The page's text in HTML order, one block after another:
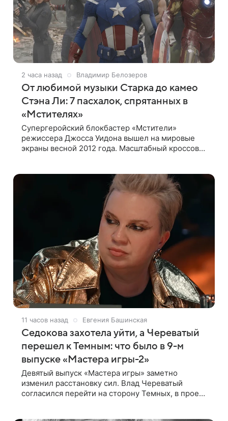
2 часа назад Владимир Белозеров
От любимой музыки Старка до камео
Стэна Ли: 7 пасхалок, спрятанных в
«Мстителях»
Супергеройский блокбастер «Мстители»
режиссера Джосса Уидона вышел на мировые
экраны весной 2012 года. Масштабный кроссовер
11 часов назад Евгения Башинская
Седокова захотела уйти, а Череватый
перешел к Темным: что было в 9-м
выпуске «Мастера игры-2»
Девятый выпуск «Мастера игры» заметно
изменил расстановку сил. Влад Череватый
согласился перейти на сторону Темных, в проект